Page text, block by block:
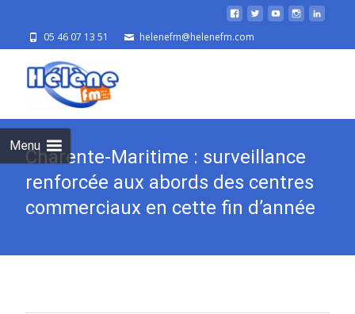
05 46 07 13 51 helenefm@helenefm.com
Menu
Charente-Maritime : surveillance
renforcée aux abords des centres
commerciaux en cette fin d’année